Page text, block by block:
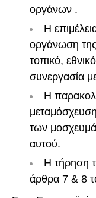
οργάνων .
Η
οργάνωση
τοπικό,
συνεργασία
Η
των
αυτού.
Η τήρηση
άρθρα 7 & 8